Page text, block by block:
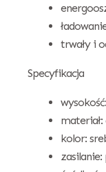
trwały i
Specyfikacja
kolor:
zasilanie: